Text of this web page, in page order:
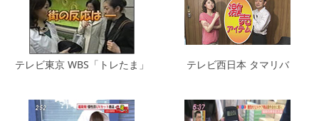
テレビ東京 WBS「トレたま」 テレビ西日本 タマリバ